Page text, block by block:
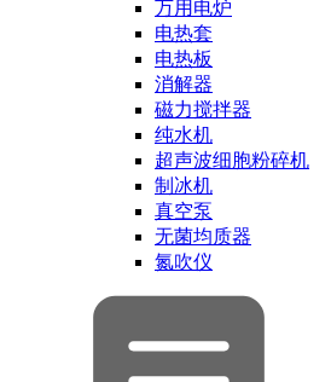
万用电炉
电热套
电热板
消解器
磁力搅拌器
纯水机
超声波细胞粉碎机
制冰机
真空泵
无菌均质器
氮吹仪